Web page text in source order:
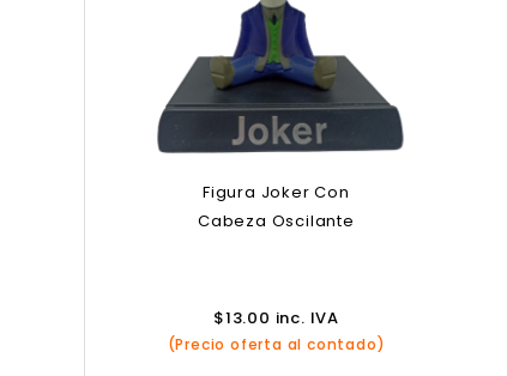
Figura Joker Con
Cabeza Oscilante
$13.00 inc. IVA
(Precio oferta al contado)